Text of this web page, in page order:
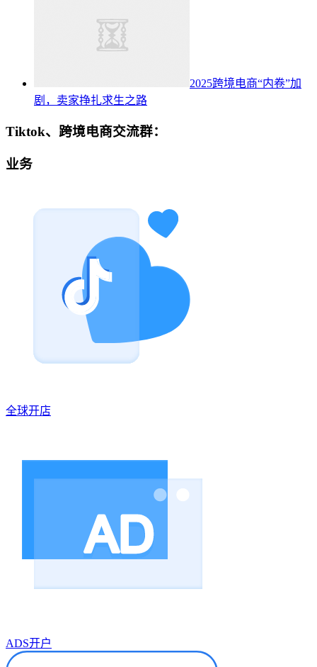
2025跨境电商“内卷”加
剧，卖家挣扎求生之路
Tiktok、跨境电商交流群：
业务
全球开店
ADS开户